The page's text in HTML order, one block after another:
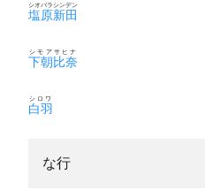
塩原新田
シオバラシンデン
下朝比奈
シモアサヒナ
白羽
シロワ
な行